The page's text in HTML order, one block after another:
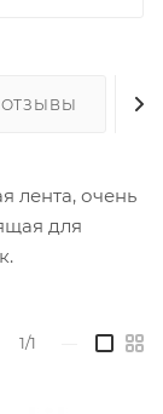
ОТЗЫВЫ
лента, очень
для
1/1